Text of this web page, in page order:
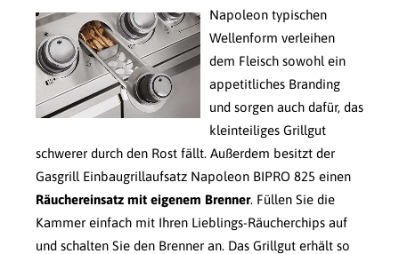
Napoleon typischen
Wellenform verleihen
dem Fleisch sowohl ein
appetitliches Branding
und sorgen auch dafür, das
kleinteiliges Grillgut
schwerer durch den Rost fällt. Außerdem besitzt der
Gasgrill Einbaugrillaufsatz Napoleon BIPRO 825 einen
Räuchereinsatz mit eigenem Brenner. Füllen Sie die
Kammer einfach mit Ihren Lieblings-Räucherchips auf
und schalten Sie den Brenner an. Das Grillgut erhält so